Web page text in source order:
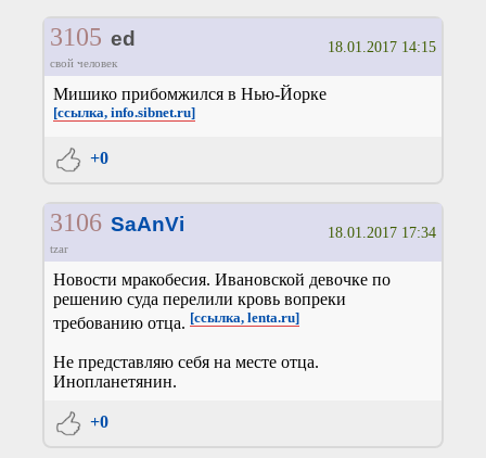
3105 ed
свой человек
18.01.2017 14:15
Мишико прибомжился в Нью-Йорке
[ссылка, info.sibnet.ru]
+0
3106 SaAnVi
tzar
18.01.2017 17:34
Новости мракобесия. Ивановской девочке по
решению суда перелили кровь вопреки
требованию отца. [ссылка, lenta.ru]
Не представляю себя на месте отца.
Инопланетянин.
+0